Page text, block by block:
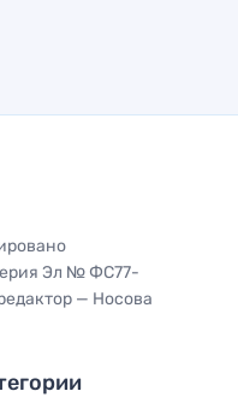
Эл № ФС77-
— Носова